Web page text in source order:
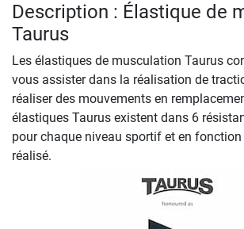
Description : Élastique de
Taurus
Les élastiques de musculation Taurus
vous assister dans la réalisation de
réaliser des mouvements en
élastiques Taurus existent dans 6
pour chaque niveau sportif et en fonction
réalisé.